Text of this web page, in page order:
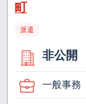
町
派遣
非公開
一般事務